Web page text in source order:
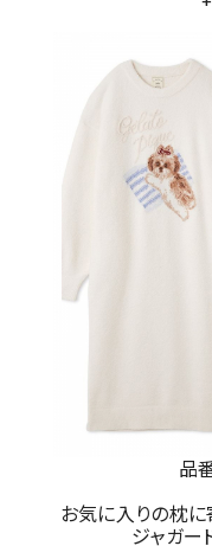
品
お気に入りの枕に
ジャガー